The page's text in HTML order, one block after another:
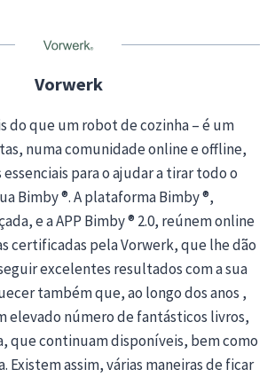
Vorwerk
do que um robot de cozinha – é um
numa comunidade online e offline,
para o ajudar a tirar todo o
Bimby ®. A plataforma Bimby ®,
e a APP Bimby ® 2.0, reúnem online
certificadas pela Vorwerk, que lhe dão
excelentes resultados com a sua
também que, ao longo dos anos ,
elevado número de fantásticos livros,
que continuam disponíveis, bem como
Existem assim, várias maneiras de ficar